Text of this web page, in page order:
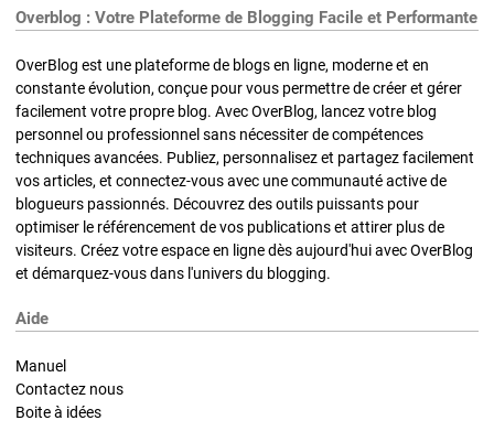
Overblog : Votre Plateforme de Blogging Facile et Performante
OverBlog est une plateforme de blogs en ligne, moderne et en
constante évolution, conçue pour vous permettre de créer et gérer
facilement votre propre blog. Avec OverBlog, lancez votre blog
personnel ou professionnel sans nécessiter de compétences
techniques avancées. Publiez, personnalisez et partagez facilement
vos articles, et connectez-vous avec une communauté active de
blogueurs passionnés. Découvrez des outils puissants pour
optimiser le référencement de vos publications et attirer plus de
visiteurs. Créez votre espace en ligne dès aujourd'hui avec OverBlog
et démarquez-vous dans l'univers du blogging.
Aide
Manuel
Contactez nous
Boite à idées